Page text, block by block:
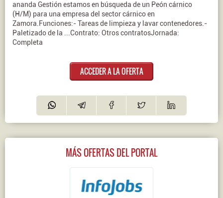
ananda Gestión estamos en búsqueda de un Peón cárnico
(H/M) para una empresa del sector cárnico en
Zamora.Funciones:- Tareas de limpieza y lavar contenedores.-
Paletizado de la ...Contrato: Otros contratosJornada:
Completa
ACCEDER A LA OFERTA
MÁS OFERTAS DEL PORTAL